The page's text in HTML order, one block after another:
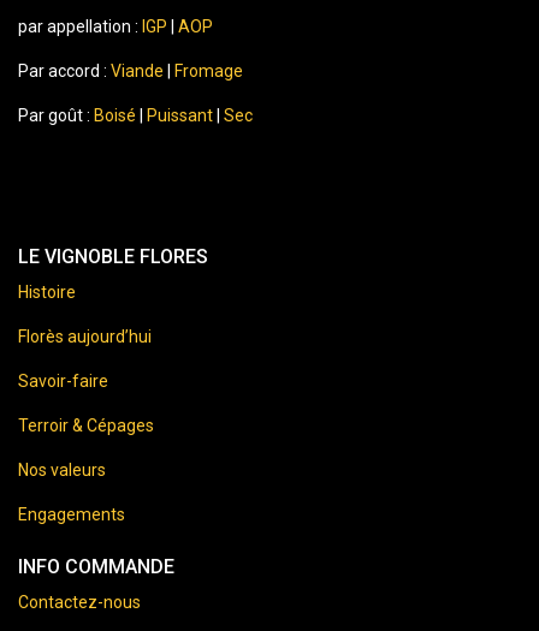
par appellation : IGP AOP
Par accord : Viande Fromage
Par goût : Boisé Puissant Sec
LE VIGNOBLE FLORES
Histoire
Florès aujourd’hui
Savoir-faire
Terroir & Cépages
Nos valeurs
Engagements
INFO COMMANDE
Contactez-nous